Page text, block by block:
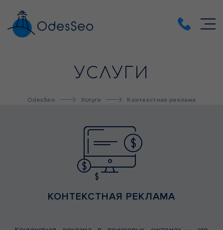
УСЛУГИ
OdesSeo Услуги Контекстная реклама
КОНТЕКСТНАЯ РЕКЛАМА